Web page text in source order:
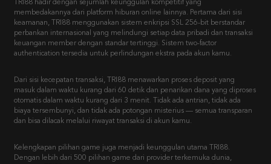
TRI88 hadir dengan sejumlah keunggulan kompetitif yang
membedakannya dari platform hiburan online lainnya. Pertama dari sisi
keamanan, TRI88 menggunakan sistem enkripsi SSL 256-bit berstandar
perbankan internasional yang melindungi setiap data pribadi dan transaksi
keuangan member dengan standar tertinggi. Sistem two-factor
authentication tersedia untuk perlindungan ekstra pada akun kamu.
Dari sisi kecepatan transaksi, TRI88 menawarkan proses deposit yang
masuk dalam waktu kurang dari 60 detik dan penarikan dana yang diproses
otomatis dalam waktu kurang dari 3 menit. Tidak ada antrian, tidak ada
biaya tersembunyi, dan tidak ada potongan misterius — semua transparan
dan bisa dilacak melalui riwayat transaksi di akun kamu.
Kelengkapan pilihan game juga menjadi keunggulan utama TRI88.
Dengan lebih dari 500 pilihan game dari provider terkemuka dunia,